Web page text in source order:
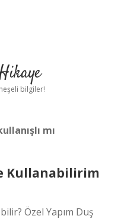
bilgiler!
mı
Kullanabilirim
Özel Yapım Duş